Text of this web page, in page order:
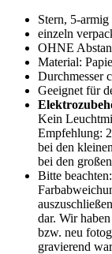
Stern, 5-armig
einzeln
OHNE
Material:
Durchmesser
Geeignet für
Kein
Empfehlung:
bei den
bei den
Bitte
dar. Wir
bzw. neu
gravierend